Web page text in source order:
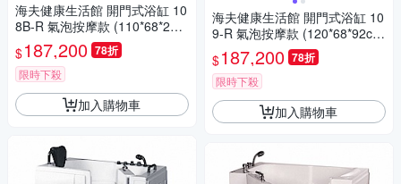
海夫健康生活館 開門式浴缸 10
8B-R 氣泡按摩款 (110*68*205
cm)
$187,200 78折
限時下殺
加入購物車
海夫健康生活館 開門式浴缸 10
9-R 氣泡按摩款 (120*68*92c
m)
$187,200 78折
限時下殺
加入購物車